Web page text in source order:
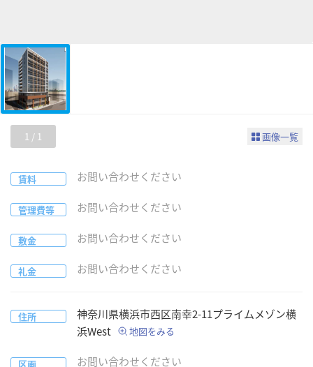
1 / 1 画像一覧
賃料 お問い合わせください
管理費等 お問い合わせください
敷金 お問い合わせください
礼金 お問い合わせください
住所 神奈川県横浜市西区南幸2-11プライムメゾン横
浜West
地図をみる
区画 お問い合わせください